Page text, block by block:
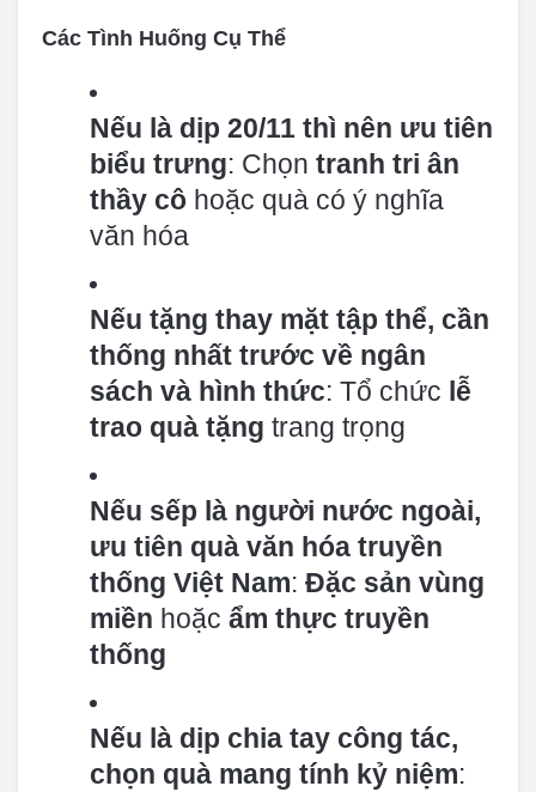
Các Tình Huống Cụ Thể
Nếu là dịp 20/11 thì nên ưu tiên
biểu trưng: Chọn tranh tri ân
thầy cô hoặc quà có ý nghĩa
văn hóa
Nếu tặng thay mặt tập thể, cần
thống nhất trước về ngân
sách và hình thức: Tổ chức lễ
trao quà tặng trang trọng
Nếu sếp là người nước ngoài,
ưu tiên quà văn hóa truyền
thống Việt Nam: Đặc sản vùng
miền hoặc ẩm thực truyền
thống
Nếu là dịp chia tay công tác,
chọn quà mang tính kỷ niệm: